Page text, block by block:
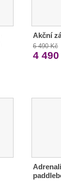
Akční
6 490 Kč
4 490